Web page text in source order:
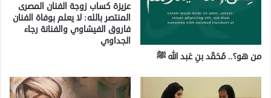
من هو؟.. مُحَمَّد بنِ عَبد الله ﷺ
عزيزة كساب زوجة الفنان المصرى
المنتصر بالله: لا يعلم بوفاة الفنان
فاروق الفيشاوي والفنانة رجاء
الجداوي